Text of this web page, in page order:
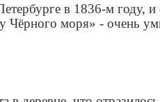
в 1836-м году, и
моря» - очень